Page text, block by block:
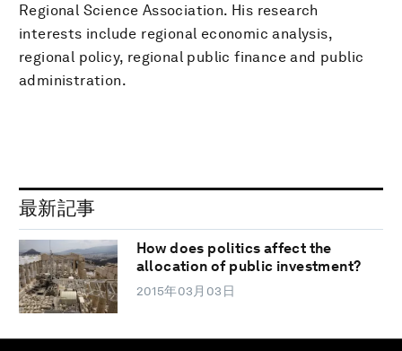
Regional Science Association. His research
interests include regional economic analysis,
regional policy, regional public finance and public
administration.
最新記事
How does politics affect the
allocation of public investment?
2015年03月03日